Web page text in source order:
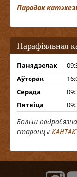
Парадак
Парафіяльная
Панядзелак
Аўторак
Серада
Пятніца
Больш
старонцы